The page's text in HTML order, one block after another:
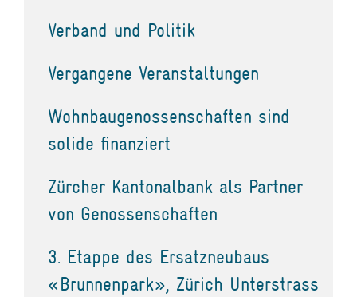
Verband und Politik
Vergangene Veranstaltungen
Wohnbaugenossenschaften sind
solide finanziert
Zürcher Kantonalbank als Partner
von Genossenschaften
3. Etappe des Ersatzneubaus
«Brunnenpark», Zürich Unterstrass